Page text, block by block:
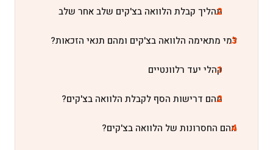
תהליך קבלת הלוואה בצ'קים שלב אחר שלב
למי מתאימה הלוואה בצ'קים ומהם תנאי הזכאות?
קהלי יעד רלוונטיים
מהם דרישות הסף לקבלת הלוואה בצ'קים?
מהם החסרונות של הלוואה בצ'קים?